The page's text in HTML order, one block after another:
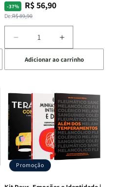
-37%
Preço
normal
De:R$ 89,90
Preço
promocional
R$ 56,90
Diminuir
a
quantidade
de
Quarto
de
Guerra
Livro
+
Devocional
Aumentar
a
quantidade
de
Quarto
de
Guerra
|
Livro
+
Devocional
Adicionar ao carrinho
Promoção